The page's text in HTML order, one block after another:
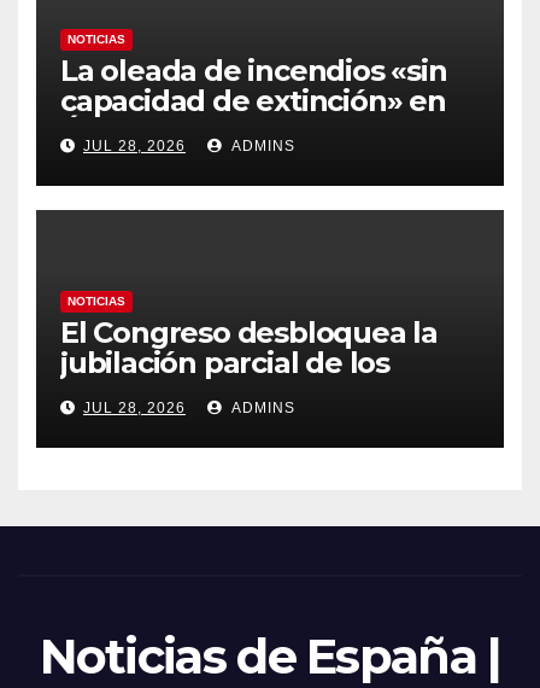
NOTICIAS
La oleada de incendios «sin
capacidad de extinción» en
Ávila y al oeste de Madrid
obliga a declarar la
emergencia nacional
JUL 28, 2026 ADMINS
NOTICIAS
El Congreso desbloquea la
jubilación parcial de los
trabajadores laborales del
sector público
JUL 28, 2026 ADMINS
Noticias de España |